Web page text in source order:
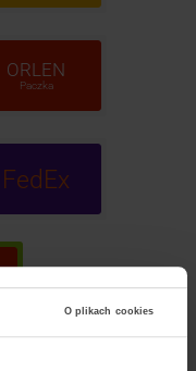
O plikach cookies
ORLEN
Paczka
FedEx